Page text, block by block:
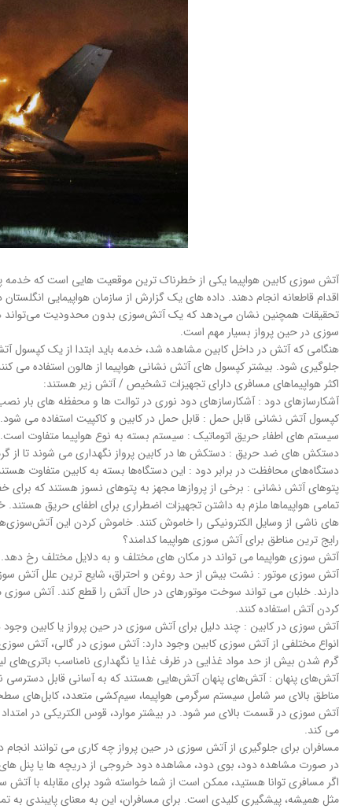
آتش سوزی کابین هواپیما یکی از خطرناک ترین موقعیت هایی است که خدمه
اقدام قاطعانه انجام دهند. داده های یک گزارش از سازمان هواپیمایی انگلستان در سال ۲۰۰۲ نشان داد که از اولین نشانه آتش سوزی در هواپیما، خدمه به طور متوسط ۱۷ دقیقه فرصت دارند تا هواپیما را
سوزی در حین پرواز بسیار مهم است.
هنگامی که آتش در داخل کابین مشاهده شد، خدمه باید ابتدا از یک
جلوگیری شود. بیشتر کپسول های آتش نشانی هواپیما از هالون استفاده می
اکثر هواپیماهای مسافری دارای تجهیزات تشخیص / آتش زیر هستند:
آشکارسازهای دود : آشکارسازهای دود نوری در توالت ها و محفظه های بار
کپسول آتش نشانی قابل حمل : قابل حمل در کابین و کاکپیت استفاده می شود.
سیستم های اطفاء حریق اتوماتیک : سیستم بسته به نوع هواپیما متفاوت
دستکش های ضد حریق : دستکش ها در کابین پرواز نگهداری می شوند تا از
دستگاه‌های محافظت در برابر دود : این دستگاه‌ها بسته به کابین متفاوت
پتوهای آتش نشانی : برخی از پروازها مجهز به پتوهای نسوز هستند که
تمامی هواپیماها ملزم به داشتن تجهیزات اضطراری برای اطفای حریق
های ناشی از وسایل الکترونیکی را خاموش کنند. خاموش کردن این
رایج ترین مناطق برای آتش سوزی هواپیما کدامند؟
آتش سوزی هواپیما می تواند در مکان های مختلف و به دلایل مختلف رخ
آتش سوزی موتور : نشت بیش از حد روغن و احتراق، شایع ترین علل آتش
دارند. خلبان می تواند سوخت موتورهای در حال آتش را قطع کند. آتش
کردن آتش استفاده کنند.
آتش سوزی در کابین : چند دلیل برای آتش سوزی در حین پرواز یا کابین وجود
انواع مختلفی از آتش سوزی کابین وجود دارد: آتش سوزی در گالی، آتش
گرم شدن بیش از حد مواد غذایی در ظرف غذا یا نگهداری نامناسب باتری‌های
آتش‌های پنهان : آتش‌های پنهان آتش‌هایی هستند که به آسانی قابل دسترسی
مناطق بالای سر شامل سیستم سرگرمی هواپیما، سیم‌کشی متعدد، کابل‌های
آتش سوزی در قسمت بالای سر شود. در بیشتر موارد، قوس الکتریکی در
می کند.
مسافران برای جلوگیری از آتش سوزی در حین پرواز چه کاری می توانند انجام
در صورت مشاهده دود، بوی دود، مشاهده دود خروجی از دریچه ها یا پنل های
اگر مسافری توانا هستید، ممکن است از شما خواسته شود برای مقابله با
مثل همیشه، پیشگیری کلیدی است. برای مسافران، این به معنای پایبندی به